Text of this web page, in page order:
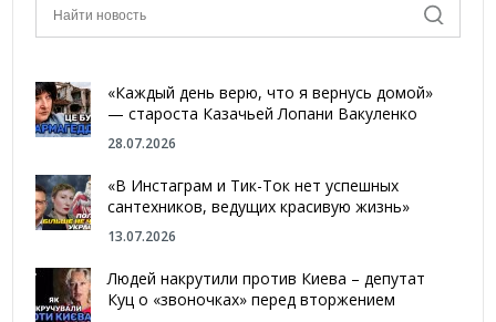
«Каждый день верю, что я вернусь домой»
— староста Казачьей Лопани Вакуленко
28.07.2026
«В Инстаграм и Тик-Ток нет успешных
сантехников, ведущих красивую жизнь»
13.07.2026
Людей накрутили против Киева – депутат
Куц о «звоночках» перед вторжением